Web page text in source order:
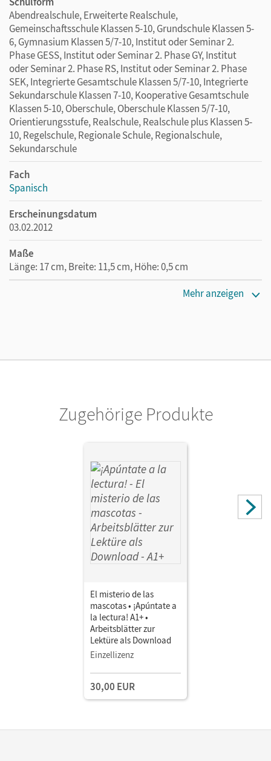
Abendrealschule, Erweiterte Realschule,
Gemeinschaftsschule Klassen 5-10, Grundschule Klassen 5-
6, Gymnasium Klassen 5/7-10, Institut oder Seminar 2.
Phase GESS, Institut oder Seminar 2. Phase GY, Institut
oder Seminar 2. Phase RS, Institut oder Seminar 2. Phase
SEK, Integrierte Gesamtschule Klassen 5/7-10, Integrierte
Sekundarschule Klassen 7-10, Kooperative Gesamtschule
Klassen 5-10, Oberschule, Oberschule Klassen 5/7-10,
Orientierungsstufe, Realschule, Realschule plus Klassen 5-
10, Regelschule, Regionale Schule, Regionalschule,
Sekundarschule
Fach
Spanisch
Erscheinungsdatum
03.02.2012
Maße
Länge: 17 cm, Breite: 11,5 cm, Höhe: 0,5 cm
Mehr anzeigen
Zugehörige Produkte
El misterio de las
mascotas • ¡Apúntate a
la lectura! A1+ •
Arbeitsblätter zur
Lektüre als Download
Einzellizenz
30,00 EUR